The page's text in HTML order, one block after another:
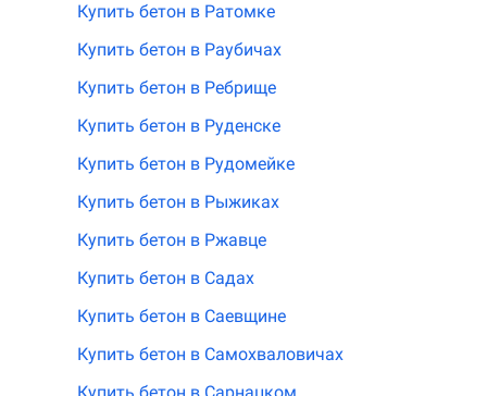
Купить бетон в Ратомке
Купить бетон в Раубичах
Купить бетон в Ребрище
Купить бетон в Руденске
Купить бетон в Рудомейке
Купить бетон в Рыжиках
Купить бетон в Ржавце
Купить бетон в Садах
Купить бетон в Саевщине
Купить бетон в Самохваловичах